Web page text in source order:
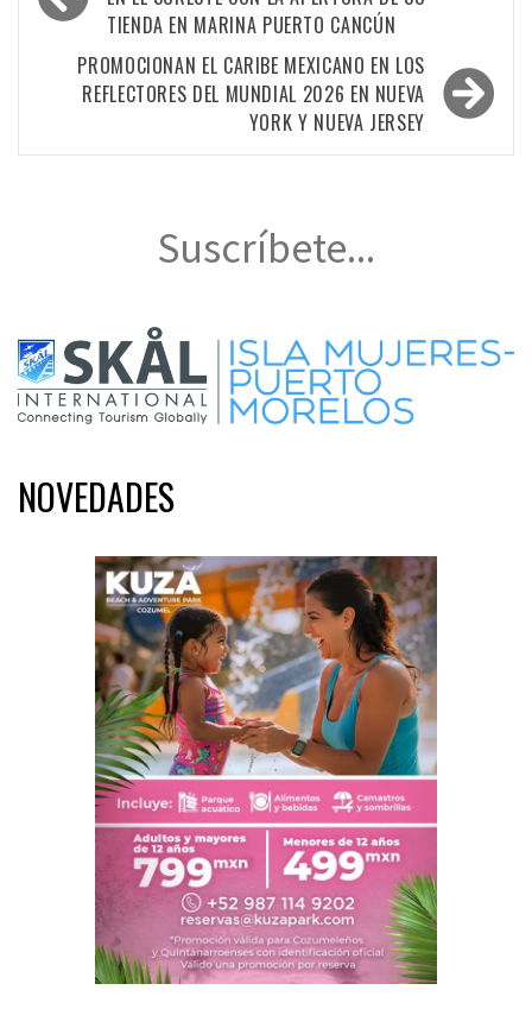
entradasTIENDA EN MARINA PUERTO CANCÚN
PROMOCIONAN EL CARIBE MEXICANO EN LOS
REFLECTORES DEL MUNDIAL 2026 EN NUEVA
YORK Y NUEVA JERSEY
Suscríbete...
NOVEDADES